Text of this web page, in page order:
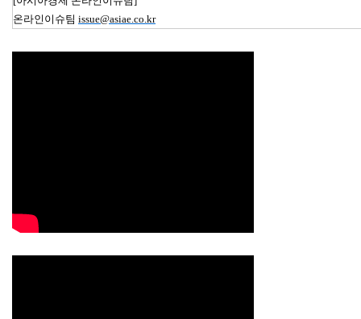
온라인이슈팀 issue@asiae.co.kr